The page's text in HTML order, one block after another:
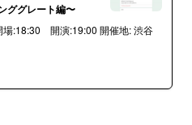
ググレート編〜
場:18:30 開演:19:00 開催地: 渋谷